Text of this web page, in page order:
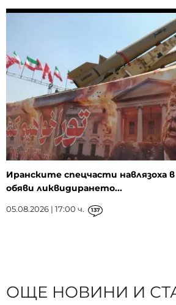
Иранските спецчасти навлязоха
обяви ликвидирането...
05.08.2026 | 17:00 ч. 137
ОЩЕ НОВИНИ И